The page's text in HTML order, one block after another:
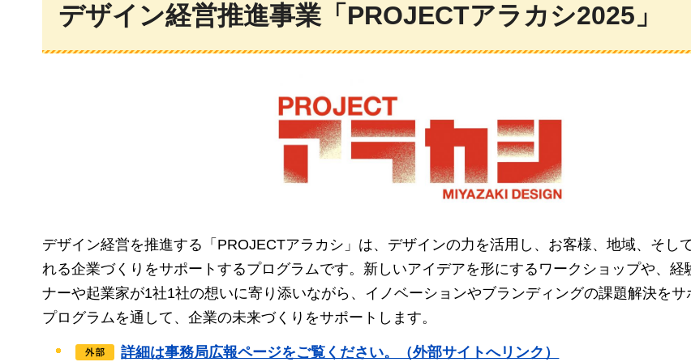
デザイン経営推進事業「PROJECTアラカシ2025」
デザイン経営を推進する「PROJECTアラカシ」は、デザインの力を活用し、お客様、地域、そし
れる企業づくりをサポートするプログラムです。新しいアイデアを形にするワークショップや、経
ナーや起業家が1社1社の想いに寄り添いながら、イノベーションやブランディングの課題解決をサ
プログラムを通して、企業の未来づくりをサポートします。
詳細は事務局広報ページをご覧ください。（外部サイトへリンク）